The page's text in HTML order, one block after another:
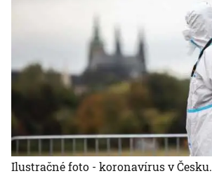
Ilustračné foto - koronavírus v Česku.